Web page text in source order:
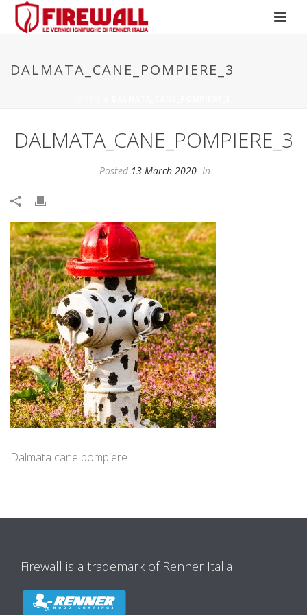
DALMATA_CANE_POMPIERE_3
DALMATA_CANE_POMPIERE_3
Posted 13 March 2020 In
Dalmata cane pompiere
Firewall is a trademark of Renner Italia